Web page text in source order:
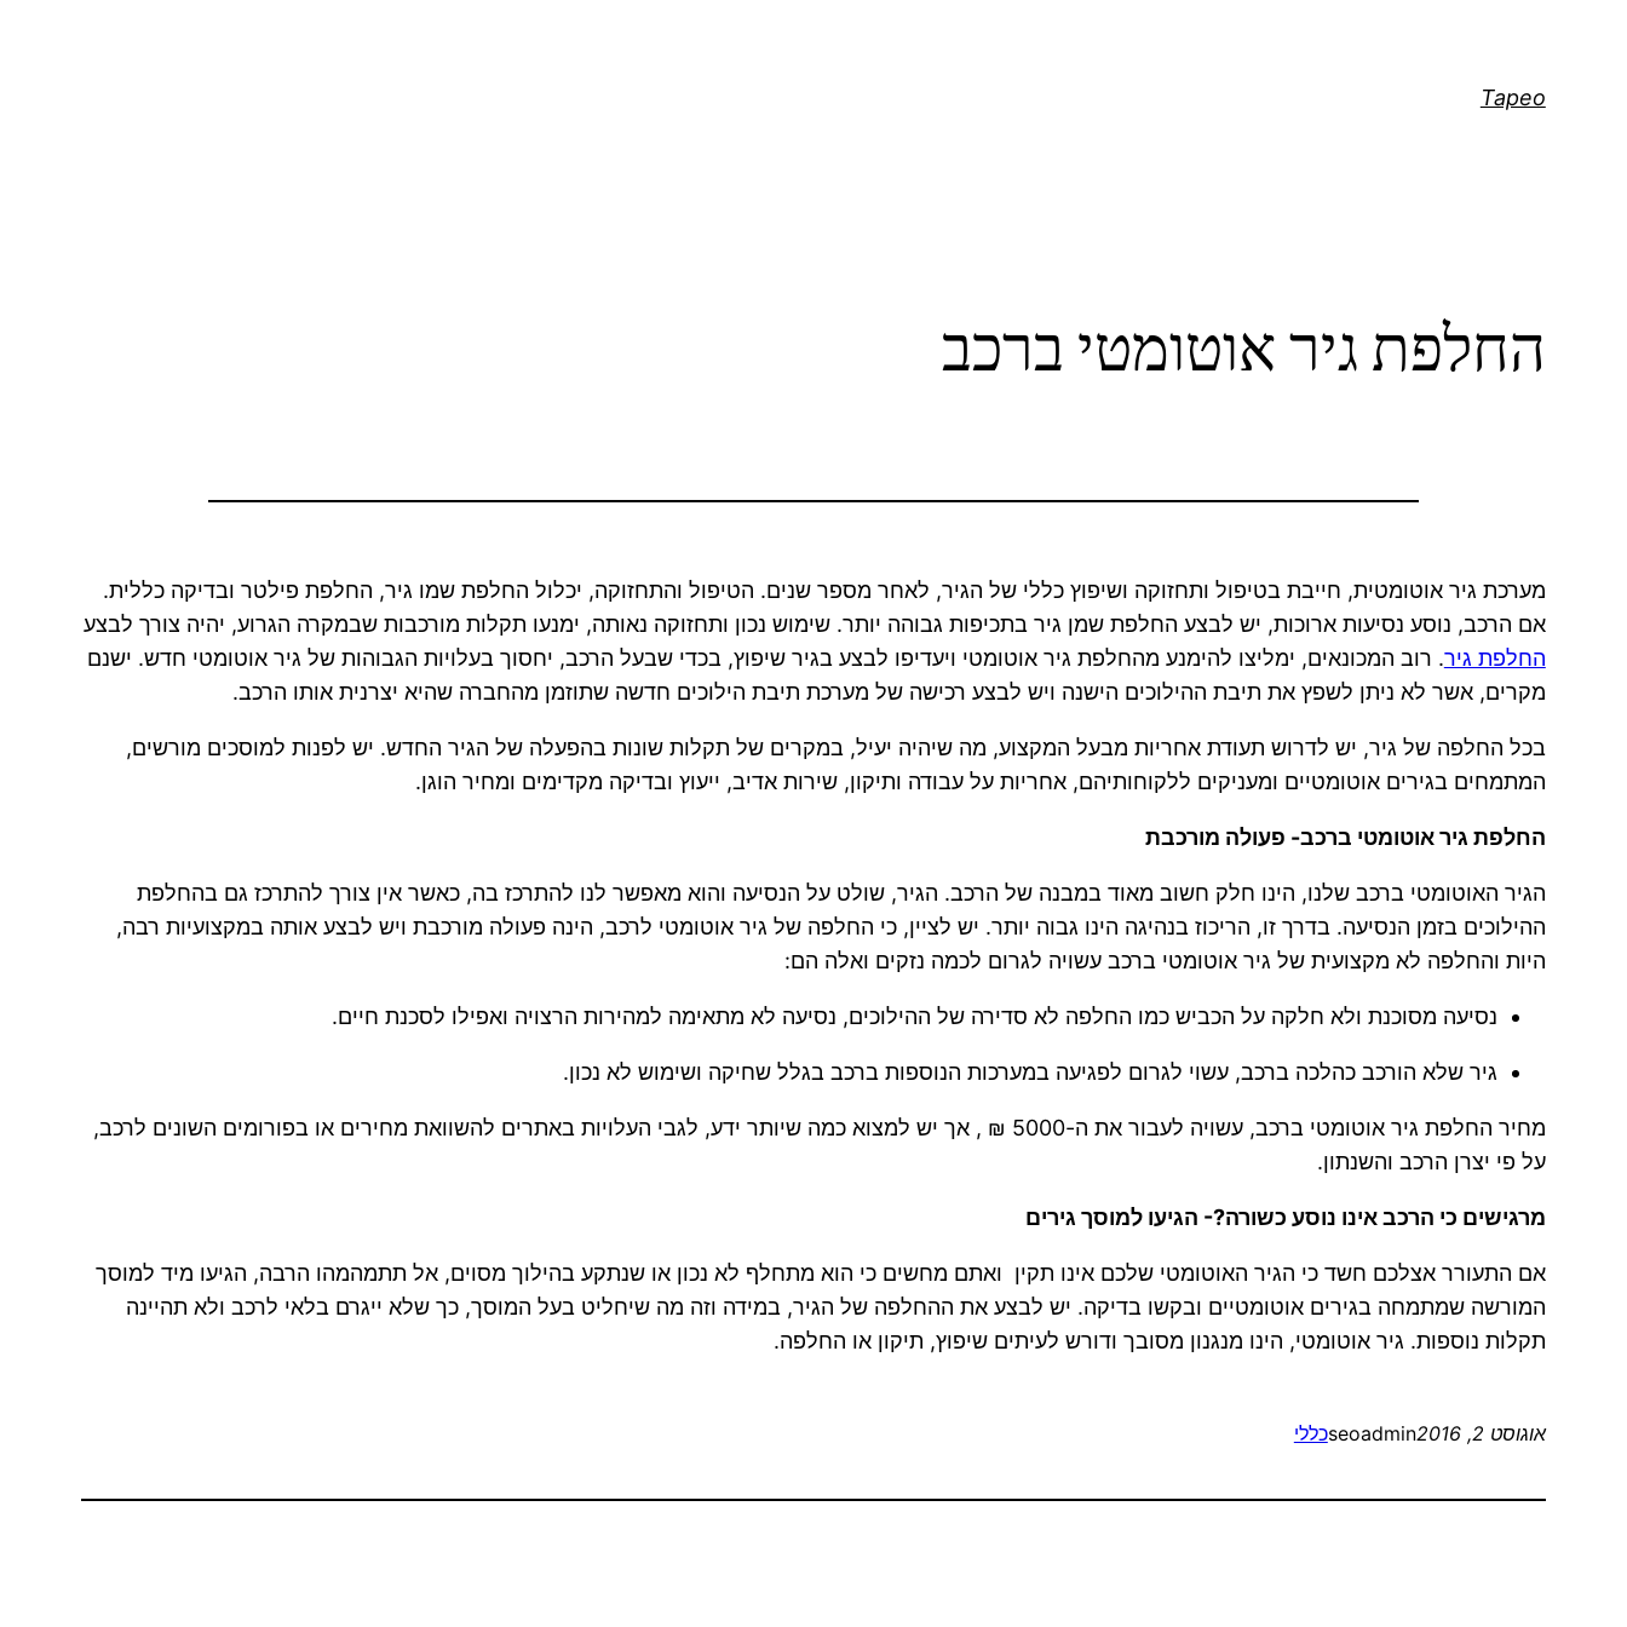
Tapeo
החלפת גיר אוטומטי ברכב
מערכת גיר אוטומטית, חייבת בטיפול ותחזוקה ושיפוץ כללי של הגיר, לאחר מספר שנים. הטיפול והתחזוקה, יכלול החלפת שמו גיר, החלפת פילטר ובדיקה כללית.
אם הרכב, נוסע נסיעות ארוכות, יש לבצע החלפת שמן גיר בתכיפות גבוהה יותר. שימוש נכון ותחזוקה נאותה, ימנעו תקלות מורכבות שבמקרה הגרוע, יהיה צורך לבצע
החלפת גיר. רוב המכונאים, ימליצו להימנע מהחלפת גיר אוטומטי ויעדיפו לבצע בגיר שיפוץ, בכדי שבעל הרכב, יחסוך בעלויות הגבוהות של גיר אוטומטי חדש. ישנם
מקרים, אשר לא ניתן לשפץ את תיבת ההילוכים הישנה ויש לבצע רכישה של מערכת תיבת הילוכים חדשה שתוזמן מהחברה שהיא יצרנית אותו הרכב.
בכל החלפה של גיר, יש לדרוש תעודת אחריות מבעל המקצוע, מה שיהיה יעיל, במקרים של תקלות שונות בהפעלה של הגיר החדש. יש לפנות למוסכים מורשים,
המתמחים בגירים אוטומטיים ומעניקים ללקוחותיהם, אחריות על עבודה ותיקון, שירות אדיב, ייעוץ ובדיקה מקדימים ומחיר הוגן.
החלפת גיר אוטומטי ברכב- פעולה מורכבת
הגיר האוטומטי ברכב שלנו, הינו חלק חשוב מאוד במבנה של הרכב. הגיר, שולט על הנסיעה והוא מאפשר לנו להתרכז בה, כאשר אין צורך להתרכז גם בהחלפת
ההילוכים בזמן הנסיעה. בדרך זו, הריכוז בנהיגה הינו גבוה יותר. יש לציין, כי החלפה של גיר אוטומטי לרכב, הינה פעולה מורכבת ויש לבצע אותה במקצועיות רבה,
היות והחלפה לא מקצועית של גיר אוטומטי ברכב עשויה לגרום לכמה נזקים ואלה הם:
נסיעה מסוכנת ולא חלקה על הכביש כמו החלפה לא סדירה של ההילוכים, נסיעה לא מתאימה למהירות הרצויה ואפילו לסכנת חיים.
גיר שלא הורכב כהלכה ברכב, עשוי לגרום לפגיעה במערכות הנוספות ברכב בגלל שחיקה ושימוש לא נכון.
מחיר החלפת גיר אוטומטי ברכב, עשויה לעבור את ה-5000 ₪ , אך יש למצוא כמה שיותר ידע, לגבי העלויות באתרים להשוואת מחירים או בפורומים השונים לרכב,
על פי יצרן הרכב והשנתון.
מרגישים כי הרכב אינו נוסע כשורה?- הגיעו למוסך גירים
אם התעורר אצלכם חשד כי הגיר האוטומטי שלכם אינו תקין ואתם מחשים כי הוא מתחלף לא נכון או שנתקע בהילוך מסוים, אל תתמהמהו הרבה, הגיעו מיד למוסך
המורשה שמתמחה בגירים אוטומטיים ובקשו בדיקה. יש לבצע את ההחלפה של הגיר, במידה וזה מה שיחליט בעל המוסך, כך שלא ייגרם בלאי לרכב ולא תהיינה
תקלות נוספות. גיר אוטומטי, הינו מנגנון מסובך ודורש לעיתים שיפוץ, תיקון או החלפה.
אוגוסט 2, 2016 seoadminכללי